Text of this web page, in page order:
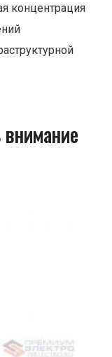
концентрация